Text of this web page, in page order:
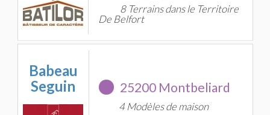
8 Terrains dans le Territoire
De Belfort
Babeau
Seguin
25200 Montbeliard
4 Modèles de maison